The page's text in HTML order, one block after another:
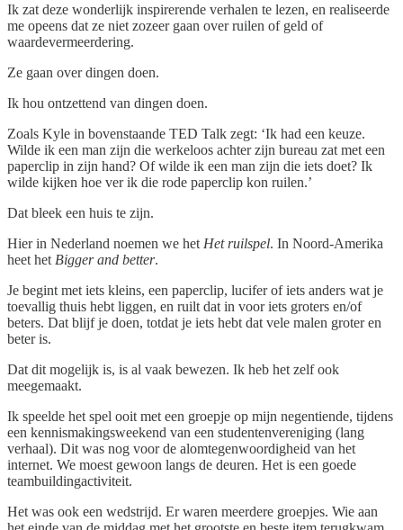
Ik zat deze wonderlijk inspirerende verhalen te lezen, en realiseerde
me opeens dat ze niet zozeer gaan over ruilen of geld of
waardevermeerdering.
Ze gaan over dingen doen.
Ik hou ontzettend van dingen doen.
Zoals Kyle in bovenstaande TED Talk zegt: ‘Ik had een keuze.
Wilde ik een man zijn die werkeloos achter zijn bureau zat met een
paperclip in zijn hand? Of wilde ik een man zijn die iets doet? Ik
wilde kijken hoe ver ik die rode paperclip kon ruilen.’
Dat bleek een huis te zijn.
Hier in Nederland noemen we het Het ruilspel. In Noord-Amerika
heet het Bigger and better.
Je begint met iets kleins, een paperclip, lucifer of iets anders wat je
toevallig thuis hebt liggen, en ruilt dat in voor iets groters en/of
beters. Dat blijf je doen, totdat je iets hebt dat vele malen groter en
beter is.
Dat dit mogelijk is, is al vaak bewezen. Ik heb het zelf ook
meegemaakt.
Ik speelde het spel ooit met een groepje op mijn negentiende, tijdens
een kennismakingsweekend van een studentenvereniging (lang
verhaal). Dit was nog voor de alomtegenwoordigheid van het
internet. We moest gewoon langs de deuren. Het is een goede
teambuildingactiviteit.
Het was ook een wedstrijd. Er waren meerdere groepjes. Wie aan